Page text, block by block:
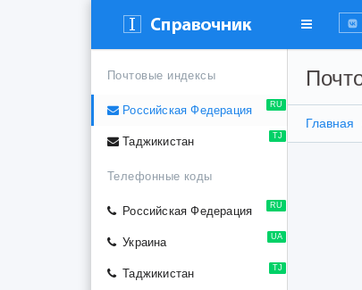
Почтовые индексы
RU
Российская Федерация
TJ
Таджикистан
Телефонные коды
RU
Российская Федерация
UA
Украина
TJ
Таджикистан
Главная